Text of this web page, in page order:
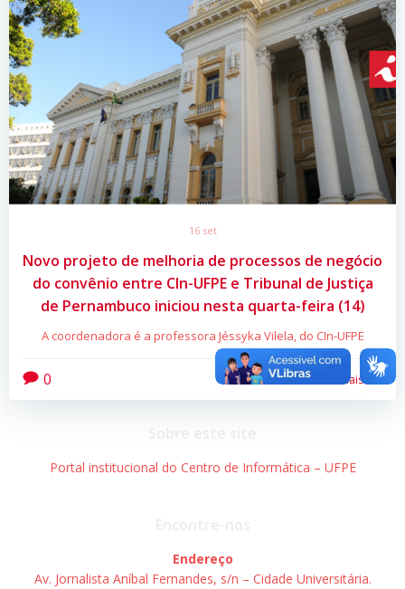
16 set
Novo projeto de melhoria de processos de negócio
do convênio entre CIn-UFPE e Tribunal de Justiça
de Pernambuco iniciou nesta quarta-feira (14)
A coordenadora é a professora Jéssyka Vilela, do CIn-UFPE
0 Leia mais
Portal institucional do Centro de Informática – UFPE
Endereço
Av. Jornalista Aníbal Fernandes, s/n – Cidade Universitária.